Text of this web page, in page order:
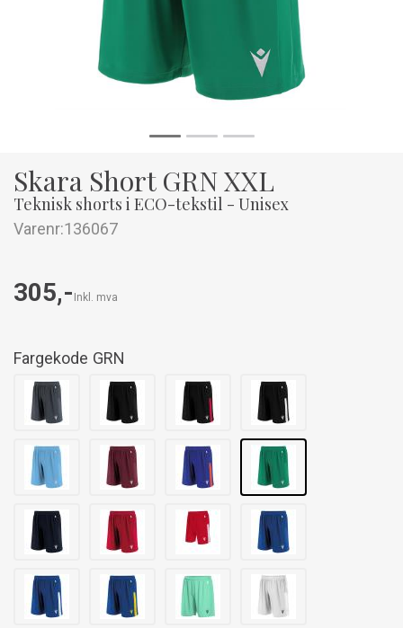
Skara Short GRN XXL
Teknisk shorts i ECO-tekstil - Unisex
Varenr:136067
305,- Inkl. mva
Fargekode GRN